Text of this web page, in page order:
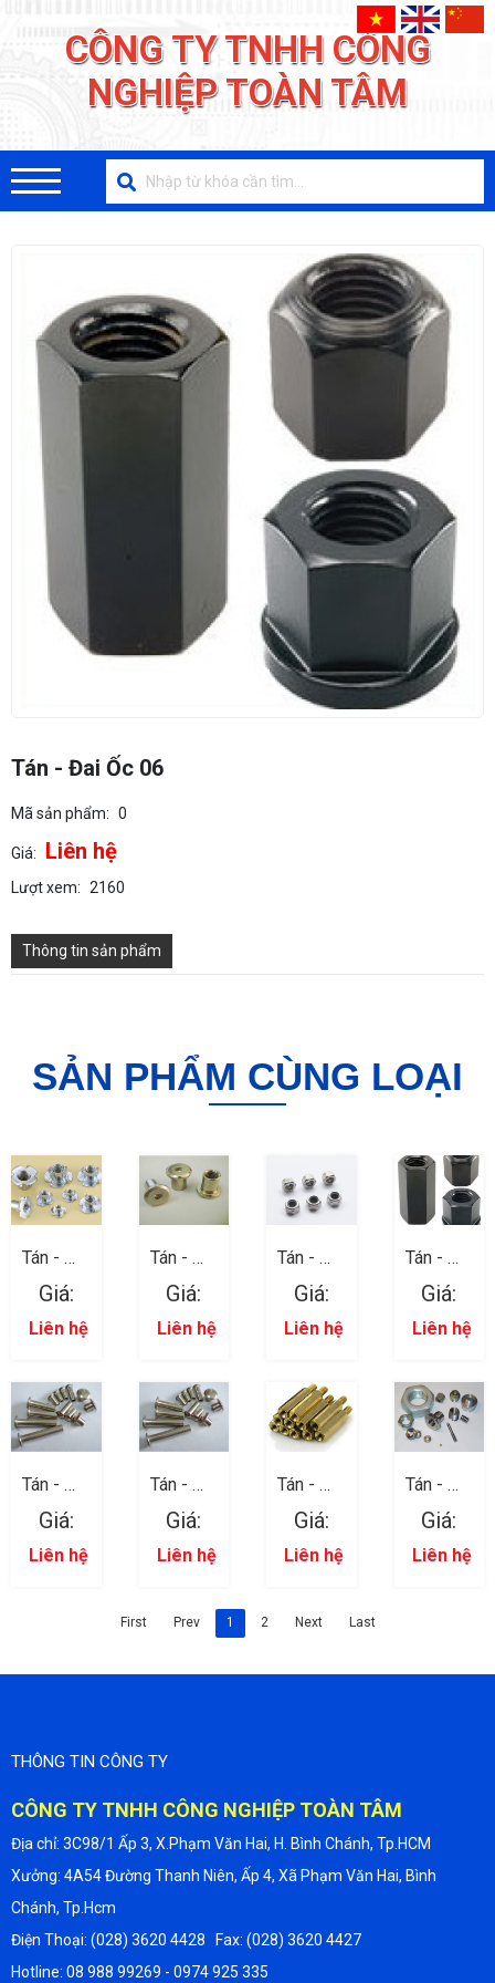
CÔNG TY TNHH CÔNG
NGHIỆP TOÀN TÂM
Tán - Đai Ốc 06
Mã sản phẩm: 0
Giá: Liên hệ
Lượt xem: 2160
Thông tin sản phẩm
SẢN PHẨM CÙNG LOẠI
Tán - Đai
Giá:
Liên hệ
Tán - Đai
Giá:
Liên hệ
Tán - Đai
Giá:
Liên hệ
Tán - Đai
Giá:
Liên hệ
Tán - Đai
Giá:
Liên hệ
Tán - Đai
Giá:
Liên hệ
Tán - Đai
Giá:
Liên hệ
Tán - Đai
Giá:
Liên hệ
First Prev 1 2 Next Last
THÔNG TIN CÔNG TY
CÔNG TY TNHH CÔNG NGHIỆP TOÀN TÂM
Địa chỉ: 3C98/1 Ấp 3, X.Phạm Văn Hai, H. Bình Chánh, Tp.HCM
Xưởng: 4A54 Đường Thanh Niên, Ấp 4, Xã Phạm Văn Hai, Bình
Chánh, Tp.Hcm
Điện Thoại: (028) 3620 4428 Fax: (028) 3620 4427
Hotline: 08 988 99269 - 0974 925 335